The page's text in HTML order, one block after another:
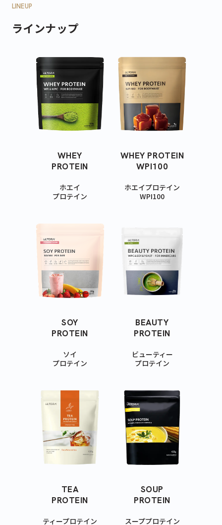
LINEUP
ラインナップ
WHEY
PROTEIN
ホエイ
プロテイン
WHEY PROTEIN
WPI100
ホエイプロテイン
WPI100
SOY
PROTEIN
ソイ
プロテイン
BEAUTY
PROTEIN
ビューティー
プロテイン
TEA
PROTEIN
ティープロテイン
SOUP
PROTEIN
スーププロテイン
3,690(税込)
抹茶ラテ
810g
¥5,940 (税込)
アサイーミックス
330g
¥3,218